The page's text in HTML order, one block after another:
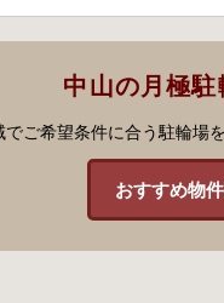
中山の月極駐
でご希望条件に合う駐輪場
おすすめ物